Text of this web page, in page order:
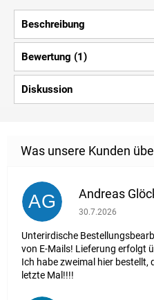
Beschreibung
Bewertung (1)
Diskussion
AG Andreas
Die Shop-
30.7.2026
Unterirdische
von E-Mails! Lieferung erfolgt
Ich habe zweimal hier bestellt,
letzte Mal!!!!